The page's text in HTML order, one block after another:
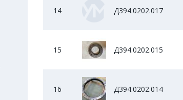
14 Д394.0202.017
15 Д394.0202.015
16 Д394.0202.014